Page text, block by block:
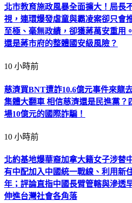
北市教育施政風暴全面擴大！局長
視，連環爆發虐童與霸凌案卻只會
至極、毫無政績，卻獲蔣萬安重用
還是蔣市府的整體國安級風險？
10 小時前
慈濟買BNT遭詐10.6億元事件來龍
集體大翻車 相信慈濟還是民進黨？
場10億元的國際詐騙！
10 小時前
北約基地爆華裔加拿大籍女子涉替
有中配加入中國統一戰線、利用新
年；評論直指中國長臂管轄與滲透
伸進台灣社會各角落